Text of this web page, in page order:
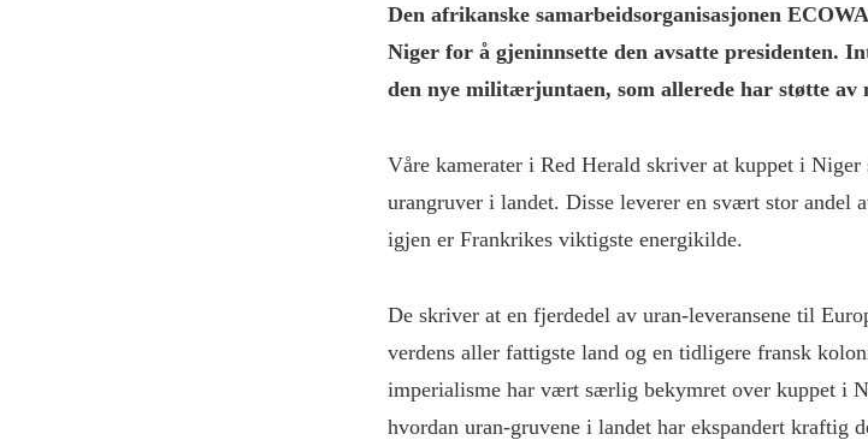
Den afrikanske samarbeidsorganisasjonen
Niger for å gjeninnsette den avsatte presidenten.
den nye militærjuntaen, som allerede har støtte
Våre kamerater i Red Herald skriver at kuppet i
urangruver i landet. Disse leverer en svært stor andel
igjen er Frankrikes viktigste energikilde.
De skriver at en fjerdedel av uran-leveransene til
verdens aller fattigste land og en tidligere fransk
imperialisme har vært særlig bekymret over kuppet i
hvordan uran-gruvene i landet har ekspandert kraftig